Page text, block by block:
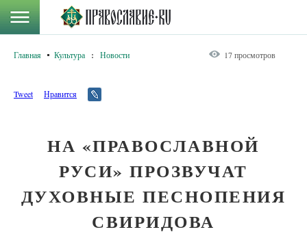
Главная Культура : Новости 17 просмотров
Tweet Нравится
НА «ПРАВОСЛАВНОЙ
РУСИ» ПРОЗВУЧАТ
ДУХОВНЫЕ ПЕСНОПЕНИЯ
СВИРИДОВА